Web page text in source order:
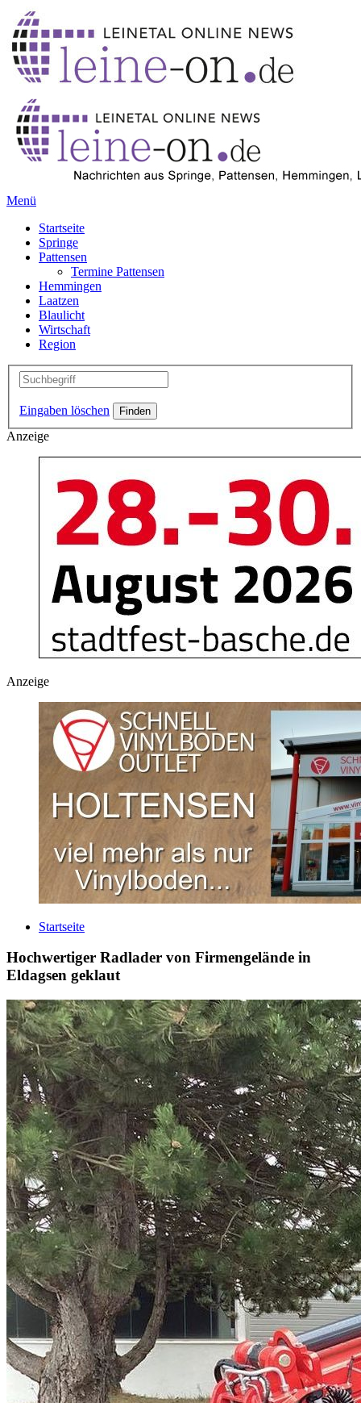
Menü
Startseite
Springe
Pattensen
Termine Pattensen
Hemmingen
Laatzen
Blaulicht
Wirtschaft
Region
Eingaben löschen
Anzeige
Anzeige
Startseite
Hochwertiger Radlader von Firmengelände in
Eldagsen geklaut